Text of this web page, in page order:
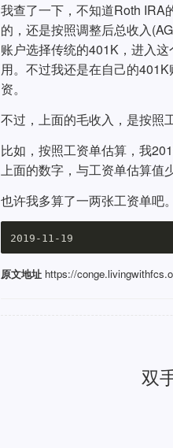
我查了一下，不知道Roth IRA
的，还是按照调整后总收入
账户选择传统的401K，进入
用。不过我还是在自己的
资。
不过，上面的毛收入，是按照
比如，按照工资单估算，我
上面的数字，与工资单估算值
也许我多算了一两张工资单吧
原文地址 https://
双